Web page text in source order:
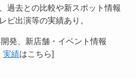
過去との比較や新スポット情報
ビ出演等の実績あり。
発、新店舗・イベント情報
実績はこちら]